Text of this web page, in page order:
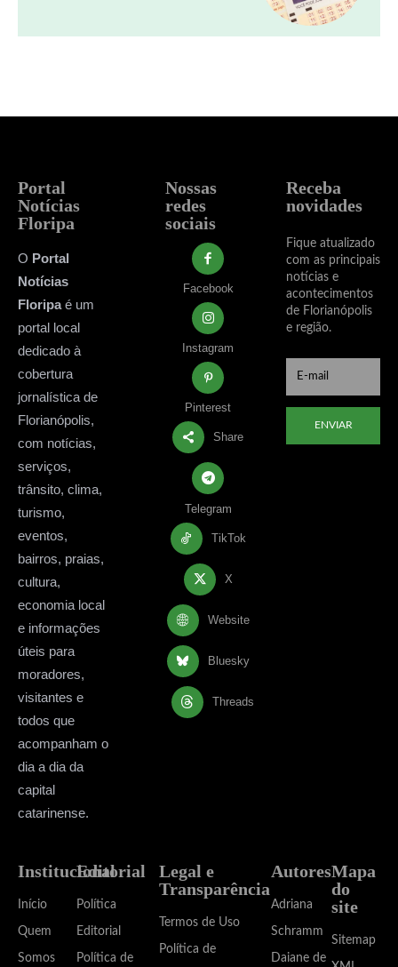
Portal
Notícias
Floripa
O Portal
Notícias
Floripaé um
portal local
dedicado à
cobertura
jornalística de
Florianópolis,
com notícias,
serviços,
trânsito, clima,
turismo,
eventos,
bairros, praias,
cultura,
economia local
e informações
úteis para
moradores,
visitantes e
todos que
acompanham o
dia a dia da
capital
catarinense.
Nossas
redes
sociais
Facebook
Instagram
Pinterest
Share
Telegram
TikTok
X
Website
Bluesky
Threads
Receba
novidades
Fique atualizado
com as principais
notícias e
acontecimentos
de Florianópolis
e região.
ENVIAR
Institucional
Início
Quem
Somos
Editorial
Política
Editorial
Política de
Legal e
Transparência
Termos de Uso
Política de
Autores
Adriana
Schramm
Daiane de
Mapa
do
site
Sitemap